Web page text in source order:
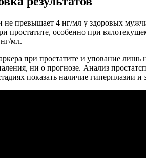
превышает 4 нг/мл у здоровых
особенно при
мл.
при простатите и упование
ни о прогнозе. Анализ
показать наличие гиперплазии и